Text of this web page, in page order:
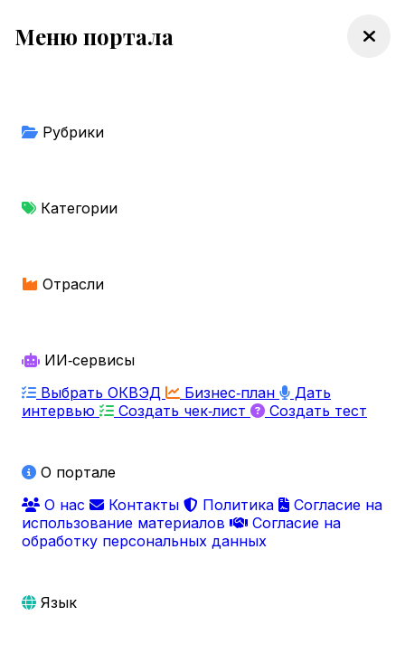
Меню портала
Рубрики
Категории
Отрасли
ИИ‑сервисы
Выбрать ОКВЭД
Бизнес‑план
Дать
интервью
Создать чек‑лист Создать тест
О портале
О нас
Контакты Политика
Согласие на
использование материалов
Согласие на
обработку персональных данных
Язык